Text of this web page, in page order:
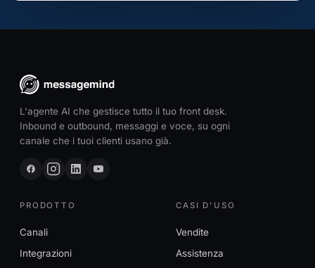
L'agente AI che gestisce tutto il tuo front desk.
Inbound e outbound, messaggi e voce, su ogni
canale che i tuoi clienti usano già.
PRODOTTO
Canali
Integrazioni
CASI D'USO
Vendite
Assistenza